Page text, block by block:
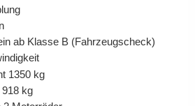
ab Klasse B (Fahrzeugscheck)
1350 kg
kg